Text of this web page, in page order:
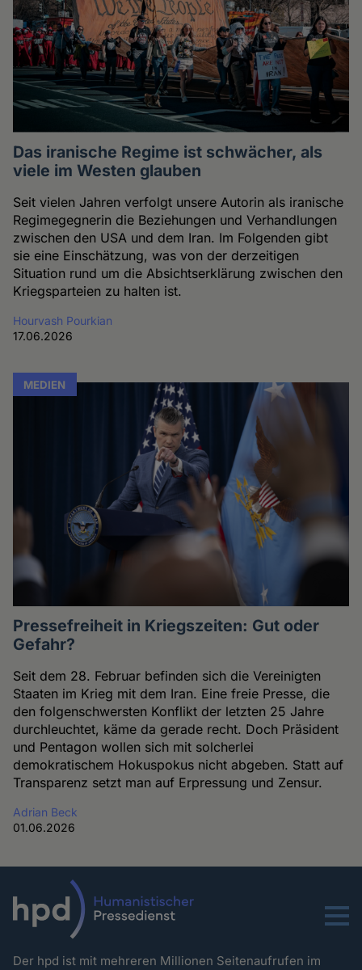
Das iranische Regime ist schwächer, als
viele im Westen glauben
Seit vielen Jahren verfolgt unsere Autorin als iranische
Regimegegnerin die Beziehungen und Verhandlungen
zwischen den USA und dem Iran. Im Folgenden gibt
sie eine Einschätzung, was von der derzeitigen
Situation rund um die Absichtserklärung zwischen den
Kriegsparteien zu halten ist.
Hourvash Pourkian
17.06.2026
MEDIEN
Pressefreiheit in Kriegszeiten: Gut oder
Gefahr?
Seit dem 28. Februar befinden sich die Vereinigten
Staaten im Krieg mit dem Iran. Eine freie Presse, die
den folgenschwersten Konflikt der letzten 25 Jahre
durchleuchtet, käme da gerade recht. Doch Präsident
und Pentagon wollen sich mit solcherlei
demokratischem Hokuspokus nicht abgeben. Statt auf
Transparenz setzt man auf Erpressung und Zensur.
Adrian Beck
01.06.2026
Menu
Der hpd ist mit mehreren Millionen Seitenaufrufen im